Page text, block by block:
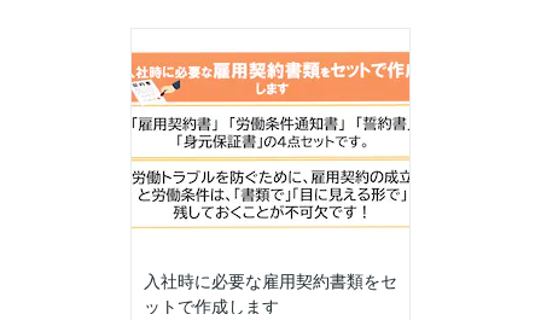
入社時に必要な雇用契約書類をセ
ットで作成します